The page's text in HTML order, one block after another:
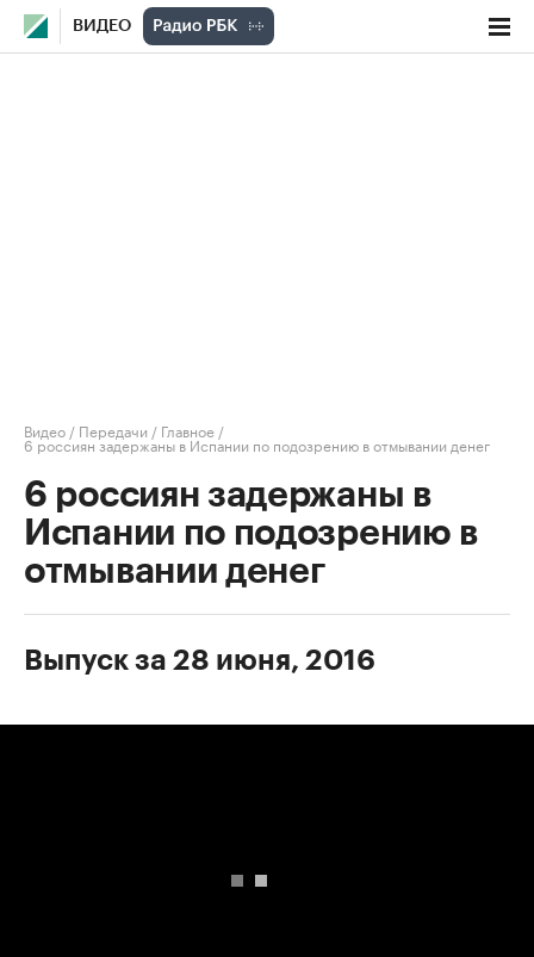
ВИДЕО
Видео / Передачи / Главное /
6 россиян задержаны в Испании по подозрению в отмывании денег
6 россиян задержаны в
Испании по подозрению в
отмывании денег
Выпуск за 28 июня, 2016